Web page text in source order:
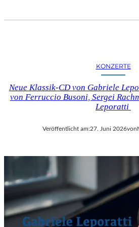
KONZERTE
Neue Klassik-CD von Gabriele
von Ferruccio Busoni, Sergei
Leporatti
Veröffentlicht am:27. Juni 2026von